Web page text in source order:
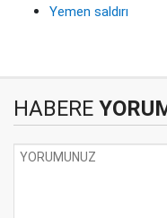
Yemen saldırı
HABERE